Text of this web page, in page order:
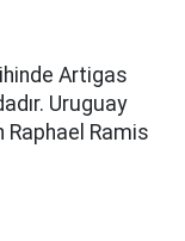
Artigas
Uruguay
Raphael Ramis